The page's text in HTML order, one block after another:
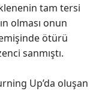
tam tersi
olması onun
ötürü
sanmıştı.
Up’da oluşan